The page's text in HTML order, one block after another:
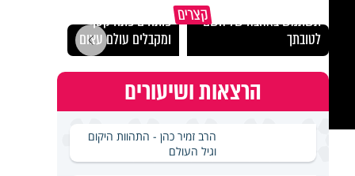
קצריםתשתמש באהבה של השם
לטובתך
פותחים פתח קטן -
ומקבלים עולם עצום
הרצאות ושיעורים
הרב זמיר כהן - התהוות היקום
וגיל העולם